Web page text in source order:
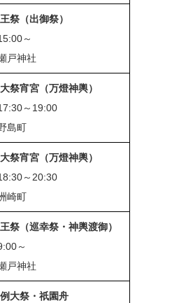
祭（出御祭）
～
戸神社
祭宵宮（万燈神輿）
～19:00
島町
祭宵宮（万燈神輿）
～20:30
崎町
祭（巡幸祭・神輿渡御）
～
戸神社
大祭・祇園舟